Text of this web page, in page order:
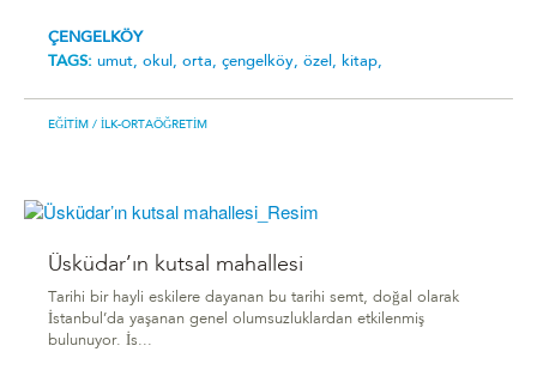
ÇENGELKÖY
TAGS: umut, okul, orta, çengelköy, özel, kitap,
EĞITIM / İLK-ORTAÖĞRETIM
Üsküdar’ın kutsal mahallesi
Tarihi bir hayli eskilere dayanan bu tarihi semt, doğal olarak
İstanbul’da yaşanan genel olumsuzluklardan etkilenmiş
bulunuyor. İs...